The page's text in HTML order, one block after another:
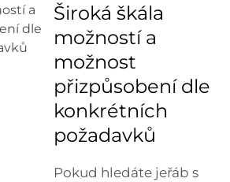
Široká škála
možností a
možnost
přizpůsobení dle
konkrétních
požadavků
Pokud hledáte jeřáb s